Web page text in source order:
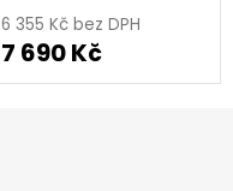
6 355 Kč bez DPH
7 690 Kč